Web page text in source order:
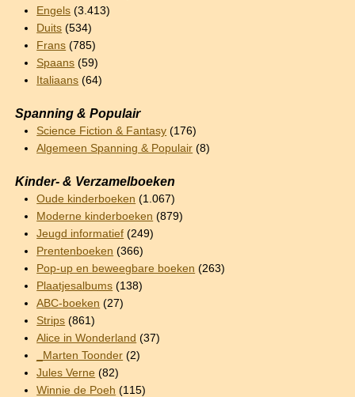
Engels (3.413)
Duits (534)
Frans (785)
Spaans (59)
Italiaans (64)
Spanning & Populair
Science Fiction & Fantasy (176)
Algemeen Spanning & Populair (8)
Kinder- & Verzamelboeken
Oude kinderboeken (1.067)
Moderne kinderboeken (879)
Jeugd informatief (249)
Prentenboeken (366)
Pop-up en beweegbare boeken (263)
Plaatjesalbums (138)
ABC-boeken (27)
Strips (861)
Alice in Wonderland (37)
_Marten Toonder (2)
Jules Verne (82)
Winnie de Poeh (115)